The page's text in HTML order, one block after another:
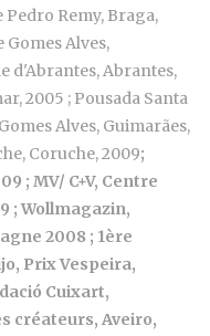
Pedro Remy, Braga,
Gomes Alves,
d'Abrantes, Abrantes,
2005 ; Pousada Santa
Alves, Guimarães,
Coruche, 2009;
; MV/ C+V, Centre
; Wollmagazin,
2008 ; 1ère
Prix Vespeira,
Cuixart,
créateurs, Aveiro,